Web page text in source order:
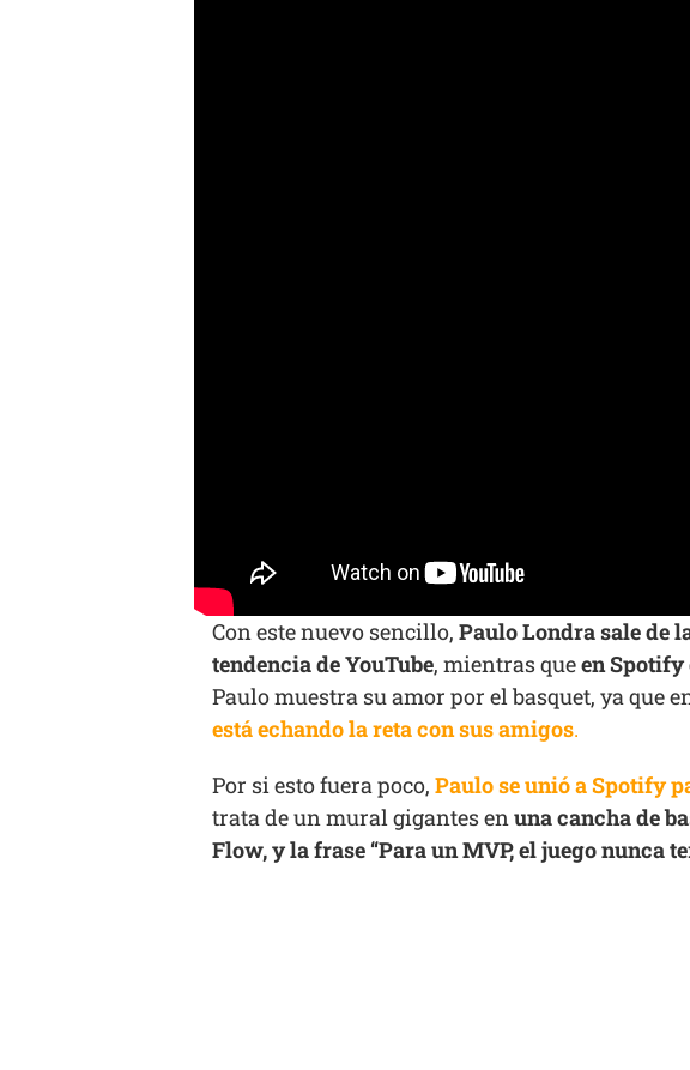
Con este nuevo sencillo, Paulo Londra sale de
tendencia de YouTube, mientras queen Spotify
Paulo muestra su amor por el basquet, ya que
está echando la reta con sus amigos.
Por si esto fuera poco, Paulo se unió a Spotify
trata de un mural gigantes enuna cancha de
Flow, y la frase “Para un MVP, el juego nunca